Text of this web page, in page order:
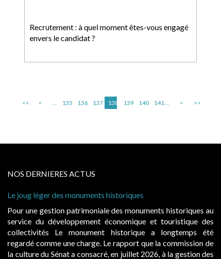
Recrutement : à quel moment êtes-vous engagé
envers le candidat ?
<< < ... 135 136 137 138 139 140 141... > >>
NOS DERNIERES ACTUS
historiques
des monuments historiques au
et touristique des
historique a longtemps été
rapport que la commission de
en juillet 2026, à la gestion des
Cabines de plage : le juge
Evocatrices des bains de
également un beau sujet
public, elles donnent lieu au
d’occupation. Saisies par des